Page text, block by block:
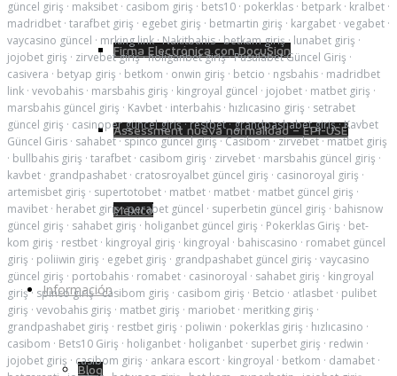
Firma Electrónica con DocuSign
Assessment nueva normalidad – EPI-USE
México
Información
Blog
güncel giriş · maksibet · casibom giriş · bets10 · pokerklas · betpark · kralbet ·
madridbet · tarafbet giriş · egebet giriş · betmartin giriş · kargabet · vegabet ·
vaycasino güncel · mrking link·Nakitbahis·betkam giriş· lunabet giriş ·
jojobet giriş · zirvebet giriş·holiganbet giriş·Pusulabet Güncel Giriş ·
casivera · betyap giriş · betkom · onwin giriş · betcio · ngsbahis · madridbet
link · vevobahis · marsbahis giriş · kingroyal güncel · jojobet · matbet giriş ·
marsbahis güncel giriş · Kavbet · interbahis · hızlıcasino giriş · setrabet
güncel giriş · casinoper güncel giriş·restbet·grandpashabet giriş·Kavbet
Güncel Giris · sahabet·spinco güncel giriş·Casibom·zirvebet·matbet giriş
· bullbahis giriş · tarafbet · casibom giriş · zirvebet · marsbahis güncel giriş ·
kavbet · grandpashabet · cratosroyalbet güncel giriş · casinoroyal giriş ·
artemisbet giriş · supertotobet · matbet · matbet · matbet güncel giriş ·
mavibet · herabet giriş·perabet güncel · superbetin güncel giriş · bahisnow
güncel giriş · sahabet giriş · holiganbet güncel giriş · Pokerklas Giriş · bet-
kom giriş · restbet · kingroyal giriş · kingroyal · bahiscasino · romabet güncel
giriş · poliiwin giriş · egebet giriş · grandpashabet güncel giriş · vaycasino
güncel giriş · portobahis · romabet · casinoroyal · sahabet giriş · kingroyal
giriş· spinco giriş·casibom giriş · casibom giriş · Betcio · atlasbet · pulibet
giriş · vevobahis giriş · matbet giriş · mariobet · meritking giriş ·
grandpashabet giriş · restbet giriş · poliwin · pokerklas giriş · hızlıcasino ·
casibom · Bets10 Giriş · holiganbet · holiganbet · superbet giriş · redwin ·
jojobet giriş · casibom giriş · ankara escort · kingroyal · betkom · damabet ·